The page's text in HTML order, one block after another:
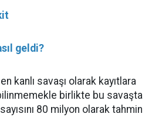
geldi?
kanlı savaşı olarak kayıtlara
birlikte bu savaşta
80 milyon olarak tahmin